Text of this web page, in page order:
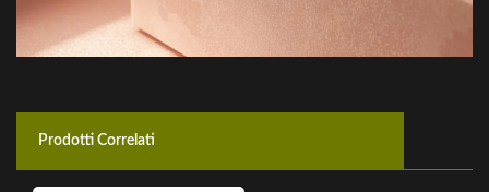
Prodotti Correlati